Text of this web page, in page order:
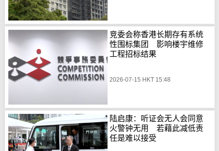
竞委会称香港长期存有系统
性围标集团 影响楼宇维修
工程招标结果
2026-07-15 HKT 15:48
陆启康：听证会无人会同意
火警钟无用 若藉此减低责
任是难以接受